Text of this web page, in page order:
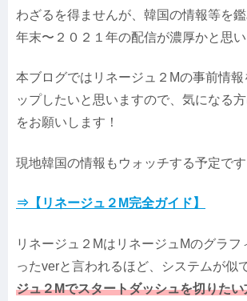
わざるを得ませんが、韓国の情報等を
年末〜２０２１年の配信が濃厚かと思い
本ブログではリネージュ２Mの事前情
ップしたいと思いますので、気になる
をお願いします！
現地韓国の情報もウォッチする予定です
⇒【リネージュ２M完全ガイド】
リネージュ２MはリネージュMのグラフ
ったverと言われるほど、システムが似
ジュ２Mでスタートダッシュを切りた